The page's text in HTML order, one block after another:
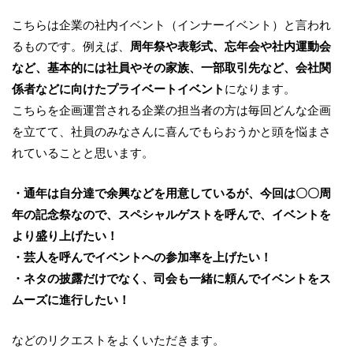
こちらは企業の社内イベント（インナーイベント）と言われ
るものです。例えば、
周年祭や表彰式、忘年会や社内運動会
など、基本的には社員やその家族、一部取引先など、会社関
係者などに向けたプライベートイベント になります。
こちらを企画運営される企業の担当者の方は毎回どんな企画
を立てて、社員のみなさんに喜んでもらおうかと頭を悩まさ
れていることと思います。
・通年は自分達で余興などを用意しているが、今回は〇〇周
年の記念祭なので、スペシャルゲストを呼んで、イベントを
より盛り上げたい！
・芸人を呼んでイベントへの参加率を上げたい！
・ネタの披露だけでなく、司会も一緒に頼んでイベントをス
ムーズに進行したい！
などのリクエストをよくいただきます。